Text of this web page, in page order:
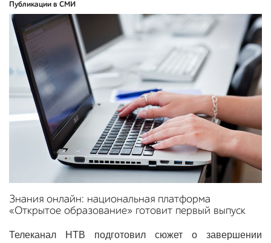
Публикации в СМИ
Знания онлайн: национальная платформа
«Открытое образование» готовит первый выпуск
Телеканал НТВ подготовил сюжет о завершении